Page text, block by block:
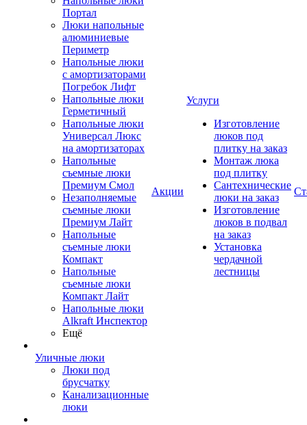
Портал
Люки напольные
алюминиевые
Периметр
Напольные люки
с амортизаторами
Погребок Лифт
Напольные люки
Герметичный
Напольные люки
Универсал Люкс
на амортизаторах
Напольные
съемные люки
Премиум Смол
Незаполняемые
съемные люки
Премиум Лайт
Напольные
съемные люки
Компакт
Напольные
съемные люки
Компакт Лайт
Напольные люки
Alkraft Инспектор
Ещё
Уличные люки
Люки под
брусчатку
Канализационные
люки
Акции
Услуги
Изготовление
люков под
плитку на заказ
Монтаж люка
под плитку
Сантехнические
люки на заказ
Изготовление
люков в подвал
на заказ
Установка
чердачной
лестницы